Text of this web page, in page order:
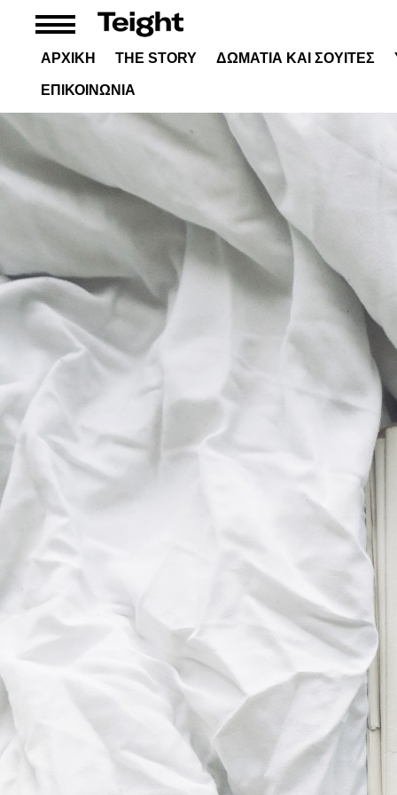
ΑΡΧΙΚΗ THE STORY ΔΩΜΑΤΙΑ ΚΑΙ ΣΟΥΙΤΕΣ
ΕΠΙΚΟΙΝΩΝΙΑ
ΚΑΝΤΕ ΚΡΑΤΗΣΗ